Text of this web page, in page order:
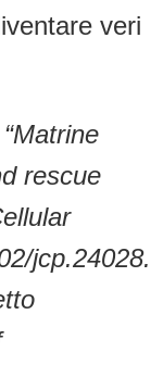
veri
rescue
jcp.24028.